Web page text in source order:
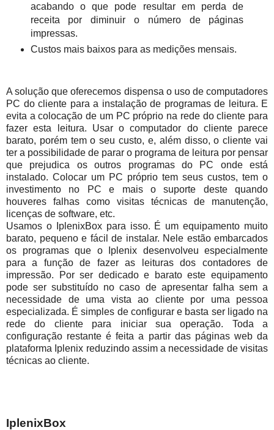
acabando o que pode resultar em perda de
receita por diminuir o número de páginas
impressas.
Custos mais baixos para as medições mensais.
A solução que oferecemos dispensa o uso de computadores
PC do cliente para a instalação de programas de leitura. E
evita a colocação de um PC próprio na rede do cliente para
fazer esta leitura. Usar o computador do cliente parece
barato, porém tem o seu custo, e, além disso, o cliente vai
ter a possibilidade de parar o programa de leitura por pensar
que prejudica os outros programas do PC onde está
instalado. Colocar um PC próprio tem seus custos, tem o
investimento no PC e mais o suporte deste quando
houveres falhas como visitas técnicas de manutenção,
licenças de software, etc.
Usamos o IplenixBox para isso. É um equipamento muito
barato, pequeno e fácil de instalar. Nele estão embarcados
os programas que o Iplenix desenvolveu especialmente
para a função de fazer as leituras dos contadores de
impressão. Por ser dedicado e barato este equipamento
pode ser substituído no caso de apresentar falha sem a
necessidade de uma vista ao cliente por uma pessoa
especializada. É simples de configurar e basta ser ligado na
rede do cliente para iniciar sua operação. Toda a
configuração restante é feita a partir das páginas web da
plataforma Iplenix reduzindo assim a necessidade de visitas
técnicas ao cliente.
IplenixBox